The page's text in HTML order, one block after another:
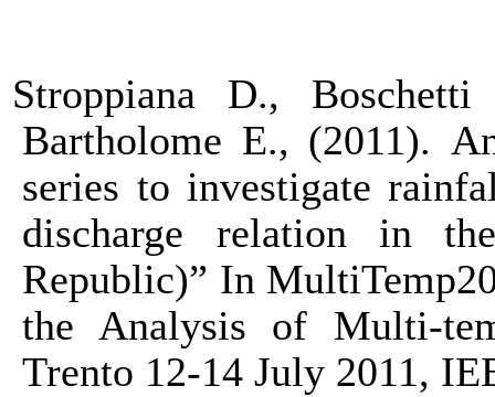
Stroppiana D.,
Bartholome E., (2011).
series to investigate
discharge relation in
Republic)” In
the Analysis of Multi-
Trento 12-14 July 2011,